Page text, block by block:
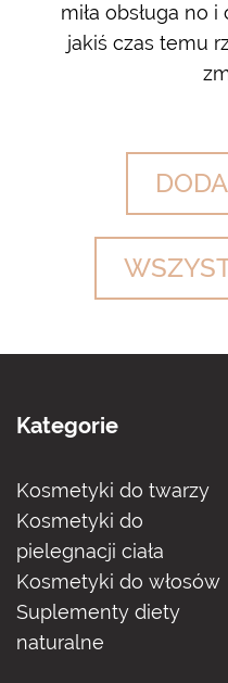
miła obsługa no
jakiś czas temu
Kategorie
Kosmetyki do twarzy
Kosmetyki do
pielegnacji ciała
Kosmetyki do włosów
Suplementy diety
naturalne